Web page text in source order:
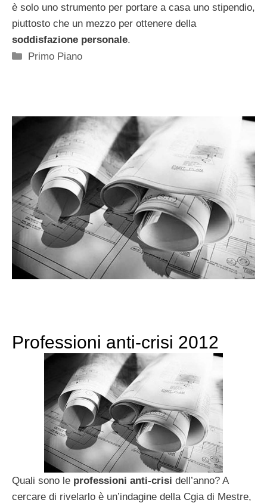
è solo uno strumento per portare a casa uno stipendio,
piuttosto che un mezzo per ottenere della
soddisfazione personale.
Categorie
Primo Piano
Professioni anti-crisi 2012
Quali sono le professioni anti-crisi dell’anno? A
cercare di rivelarlo è un’indagine della Cgia di Mestre,